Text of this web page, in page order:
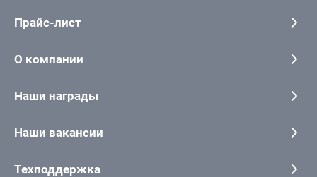
Прайс-лист
О компании
Наши награды
Наши вакансии
Техподдержка